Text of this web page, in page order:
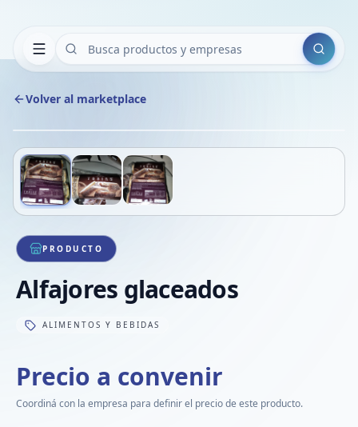
Buscar
Volver al marketplace
1/3
PRODUCTO
Alfajores glaceados
ALIMENTOS Y BEBIDAS
Precio a convenir
Coordiná con la empresa para definir el precio de este producto.